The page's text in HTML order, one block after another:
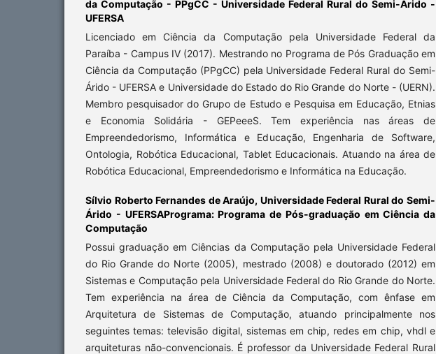
da Computação - PPgCC - Universidade Federal Rural do Semi-Árido -
UFERSA
Licenciado em Ciência da Computação pela Universidade Federal da
Paraíba - Campus IV (2017). Mestrando no Programa de Pós Graduação em
Ciência da Computação (PPgCC) pela Universidade Federal Rural do Semi-
Árido - UFERSA e Universidade do Estado do Rio Grande do Norte - (UERN).
Membro pesquisador do Grupo de Estudo e Pesquisa em Educação, Etnias
e Economia Solidária - GEPeeeS. Tem experiência nas áreas de
Empreendedorismo, Informática e Educação, Engenharia de Software,
Ontologia, Robótica Educacional, Tablet Educacionais. Atuando na área de
Robótica Educacional, Empreendedorismo e Informática na Educação.
Sílvio Roberto Fernandes de Araújo, Universidade Federal Rural do Semi-
Árido - UFERSAPrograma: Programa de Pós-graduação em Ciência da
Computação
Possui graduação em Ciências da Computação pela Universidade Federal
do Rio Grande do Norte (2005), mestrado (2008) e doutorado (2012) em
Sistemas e Computação pela Universidade Federal do Rio Grande do Norte.
Tem experiência na área de Ciência da Computação, com ênfase em
Arquitetura de Sistemas de Computação, atuando principalmente nos
seguintes temas: televisão digital, sistemas em chip, redes em chip, vhdl e
arquiteturas não-convencionais. É professor da Universidade Federal Rural